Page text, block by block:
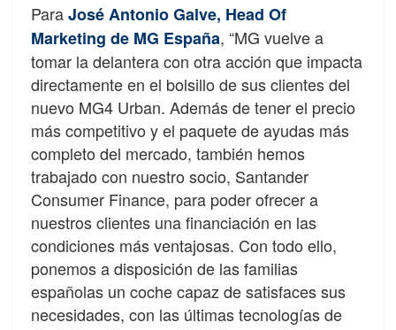
ParaJosé Antonio Galve, Head Of
Marketing de MG España, “MG vuelve a
tomar la delantera con otra acción que impacta
directamente en el bolsillo de sus clientes del
nuevo MG4 Urban. Además de tener el precio
más competitivo y el paquete de ayudas más
completo del mercado, también hemos
trabajado con nuestro socio, Santander
Consumer Finance, para poder ofrecer a
nuestros clientes una financiación en las
condiciones más ventajosas. Con todo ello,
ponemos a disposición de las familias
españolas un coche capaz de satisfaces sus
necesidades, con las últimas tecnologías de